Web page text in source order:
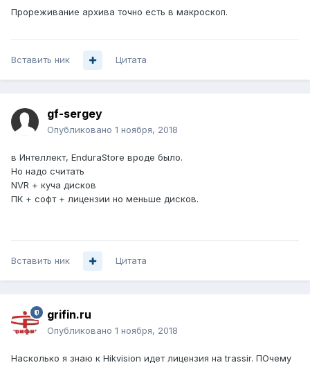
Прореживание архива точно есть в макроскоп.
Вставить ник Цитата
gf-sergey
Опубликовано 1 ноября, 2018
в Интеллект, EnduraStore вроде было.
Но надо считать
NVR + куча дисков
ПК + софт + лицензии но меньше дисков.
Вставить ник Цитата
grifin.ru
Опубликовано 1 ноября, 2018
Насколько я знаю к Hikvision идет лицензия на trassir. ПОчему